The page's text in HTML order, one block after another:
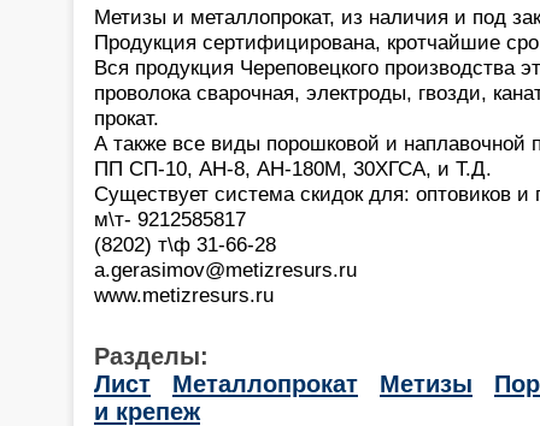
Метизы и металлопрокат, из наличия и под
Продукция сертифицирована, кротчайшие
Вся продукция Череповецкого производства
проволока сварочная, электроды, гвозди,
прокат.
А также все виды порошковой и наплавочной
ПП СП-10, АН-8, АН-180М, 30ХГСА, и Т.Д.
Существует система скидок для: оптовиков и
м\т- 9212585817
(8202) т\ф 31-66-28
a.gerasimov@metizresurs.ru
www.metizresurs.ru
Разделы:
Лист
Металлопрокат Метизы
и крепеж